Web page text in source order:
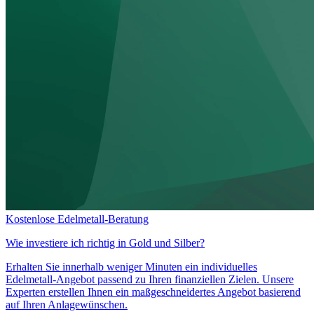
Kostenlose Edelmetall-Beratung
Wie investiere ich richtig in Gold und Silber?
Erhalten Sie innerhalb weniger Minuten ein individuelles
Edelmetall-Angebot passend zu Ihren finanziellen Zielen. Unsere
Experten erstellen Ihnen ein maßgeschneidertes Angebot basierend
auf Ihren Anlagewünschen.